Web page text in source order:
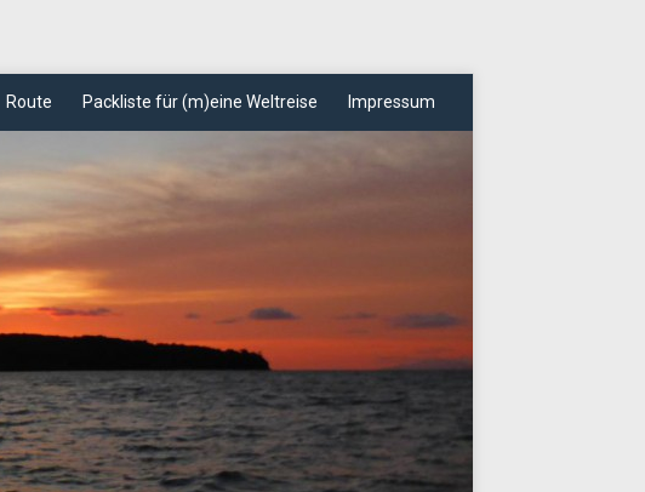
Route Packliste für (m)eine Weltreise Impressum